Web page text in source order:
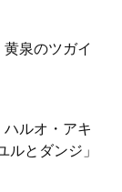
泉のツガイ
ルオ・アキ
ルとダンジ」